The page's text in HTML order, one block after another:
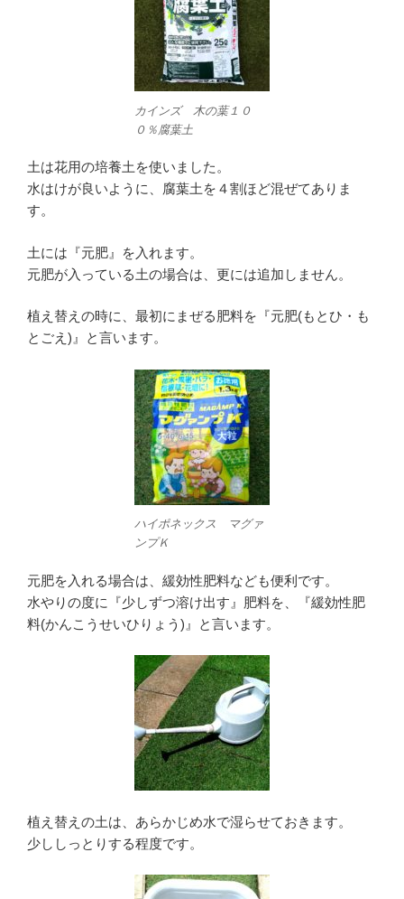
カインズ 木の葉１０
０％腐葉土
土は花用の培養土を使いました。
水はけが良いように、腐葉土を４割ほど混ぜてありま
す。
土には『元肥』を入れます。
元肥が入っている土の場合は、更には追加しません。
植え替えの時に、最初にまぜる肥料を『元肥(もとひ・も
とごえ)』と言います。
ハイポネックス マグァ
ンプＫ
元肥を入れる場合は、緩効性肥料なども便利です。
水やりの度に『少しずつ溶け出す』肥料を、『緩効性肥
料(かんこうせいひりょう)』と言います。
植え替えの土は、あらかじめ水で湿らせておきます。
少ししっとりする程度です。